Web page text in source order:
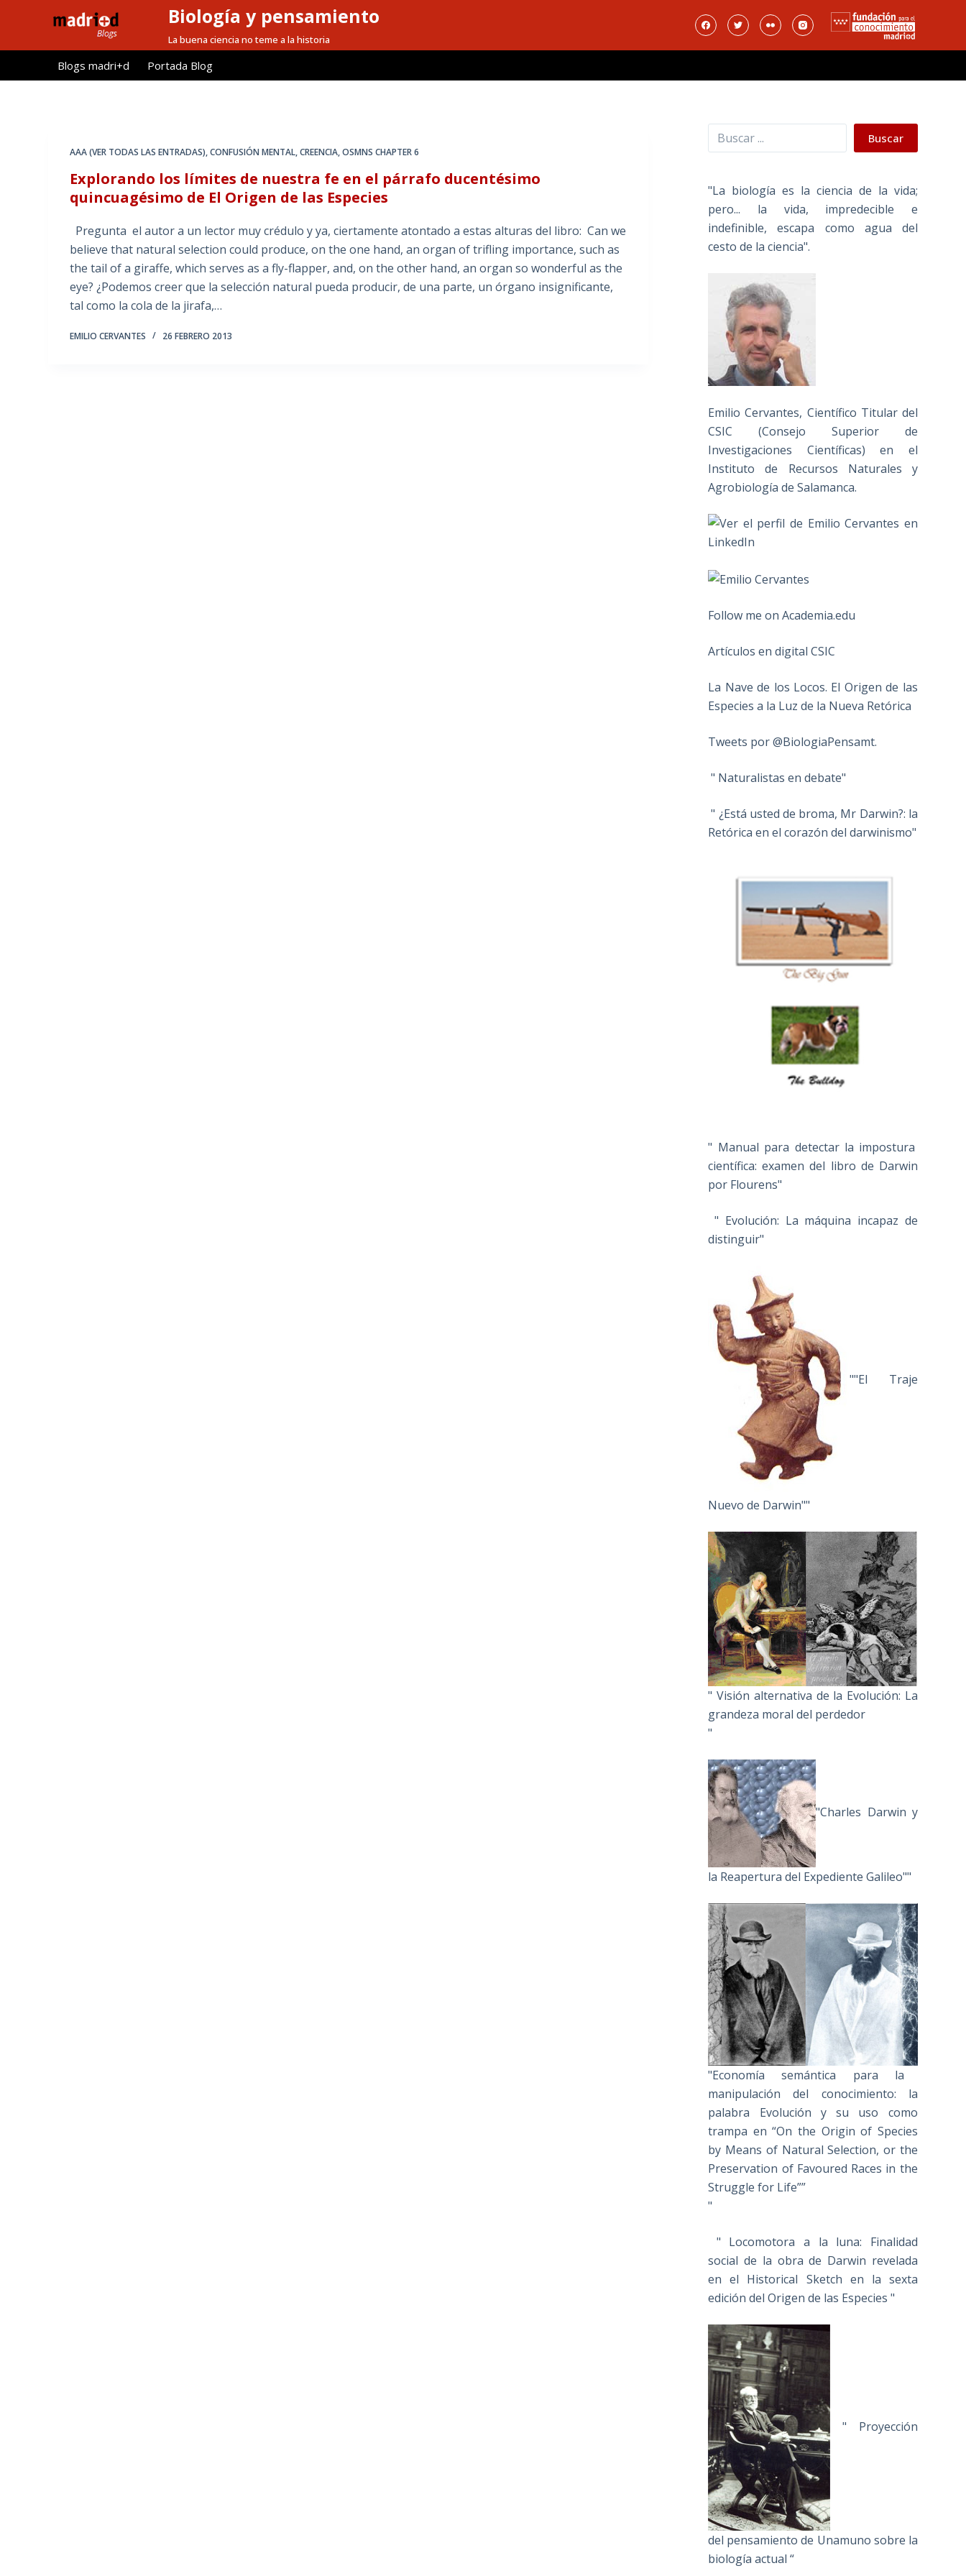
l
Biología y pensamiento
La buena ciencia no teme a la historia
Blogs madri+d Portada Blog
AAA (VER TODAS LAS ENTRADAS),CONFUSIÓN MENTAL,CREENCIA,OSMNS CHAPTER 6
Explorando los límites de nuestra fe en el párrafo ducentésimo
quincuagésimo de El Origen de las Especies
Pregunta el autor a un lector muy crédulo y ya, ciertamente atontado a estas alturas del libro: Can we
believe that natural selection could produce, on the one hand, an organ of trifling importance, such as
the tail of a giraffe, which serves as a fly-flapper, and, on the other hand, an organ so wonderful as the
eye? ¿Podemos creer que la selección natural pueda producir, de una parte, un órgano insignificante,
tal como la cola de la jirafa,…
EMILIO CERVANTES 26 FEBRERO 2013
Buscar Buscar
"La biología es la ciencia de la vida;
pero... la vida, impredecible e
indefinible, escapa como agua del
cesto de la ciencia".
Emilio Cervantes, Científico Titular del
CSIC (Consejo Superior de
Investigaciones Científicas) en el
Instituto de Recursos Naturales y
Agrobiología de Salamanca.
Follow me on Academia.edu
Artículos en digital CSIC
La Nave de los Locos. El Origen de las
Especies a la Luz de la Nueva Retórica
Tweets por @BiologiaPensamt.
" Naturalistas en debate"
" ¿Está usted de broma, Mr Darwin?: la
Retórica en el corazón del darwinismo"
" Manual para detectar la impostura
científica: examen del libro de Darwin
por Flourens"
" Evolución: La máquina incapaz de
distinguir"
""El Traje
Nuevo de Darwin""
" Visión alternativa de la Evolución: La
grandeza moral del perdedor
"
"Charles Darwin y
la Reapertura del Expediente Galileo""
"Economía semántica para la
manipulación del conocimiento: la
palabra Evolución y su uso como
trampa en “On the Origin of Species
by Means of Natural Selection, or the
Preservation of Favoured Races in the
Struggle for Life””
"
" Locomotora a la luna: Finalidad
social de la obra de Darwin revelada
en el Historical Sketch en la sexta
edición del Origen de las Especies "
" Proyección
del pensamiento de Unamuno sobre la
biología actual “